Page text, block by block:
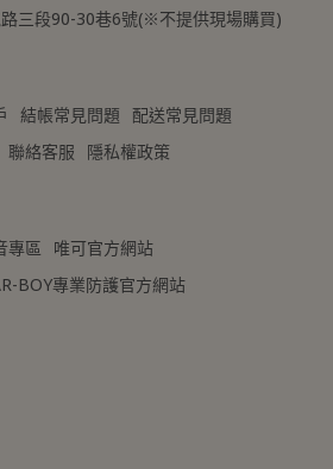
三段90-30巷6號(※不提供現場購買)
結帳常見問題 配送常見問題
聯絡客服 隱私權政策
專區 唯可官方網站
BOY專業防護官方網站